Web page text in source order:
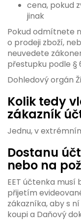
cena, pokud
jinak
Pokud odmítnete
o prodeji zboží,
neuvedete
přestupku podle §
Dohledový orgán
Kolik tedy
zákazník
Jednu, v
Dostanu
nebo na
EET účtenka
přijetím
zákazníka, aby s
koupi a Daňový